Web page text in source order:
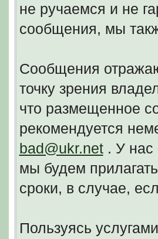
не ручаемся и не
сообщения, мы
Сообщения
точку зрения
что размещенное
рекомендуется
bad@ukr.net. У нас
мы будем
сроки, в случае,
Пользуясь